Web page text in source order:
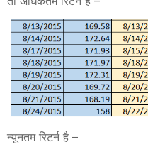
न्यूनतम रिटर्न है –